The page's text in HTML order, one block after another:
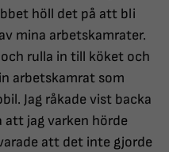
höll det på att bli
mina arbetskamrater.
rulla in till köket och
arbetskamrat som
Jag råkade vist backa
att jag varken hörde
att det inte gjorde